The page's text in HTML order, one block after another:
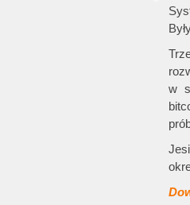
w